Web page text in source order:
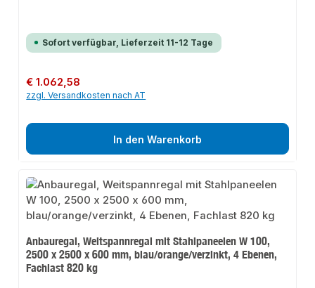
Sofort verfügbar, Lieferzeit 11-12 Tage
Regulärer Preis:
€ 1.062,58
zzgl. Versandkosten nach AT
In den Warenkorb
Anbauregal, Weitspannregal mit Stahlpaneelen W 100,
2500 x 2500 x 600 mm, blau/orange/verzinkt, 4 Ebenen,
Fachlast 820 kg